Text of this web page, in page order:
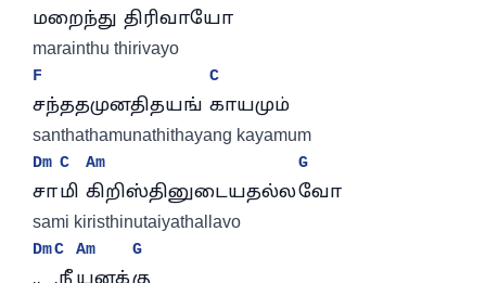
மறைந்து திரிவாயோ
marainthu thirivayo
F
சந்ததமுனதிதயங்
C
காயமும்
santhathamunathithayang kayamum
Dm
சா
C
மி
Am
கிறிஸ்தினுடையதல்ல
G
வோ
sami kiristhinutaiyathallavo
DmC Am G